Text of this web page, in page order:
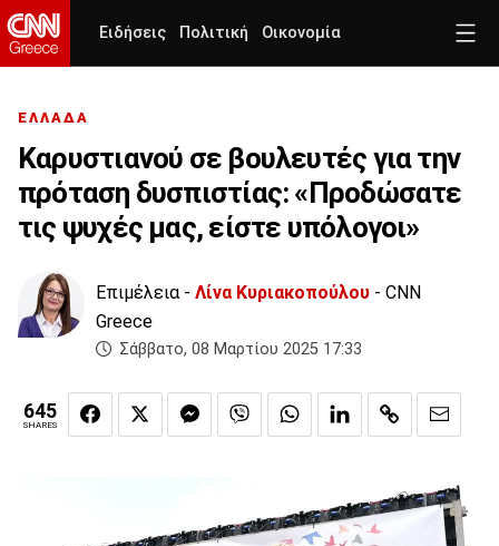
Ειδήσεις Πολιτική Οικονομία
ΕΛΛΑΔΑ
Καρυστιανού σε βουλευτές για την
πρόταση δυσπιστίας: «Προδώσατε
τις ψυχές μας, είστε υπόλογοι»
Επιμέλεια - Λίνα Κυριακοπούλου - CNN
Greece
Σάββατο, 08 Μαρτίου 2025 17:33
645
SHARES